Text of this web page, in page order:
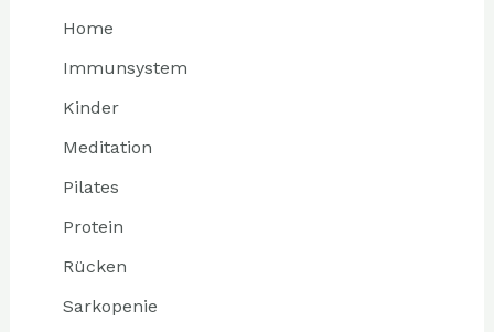
Home
Immunsystem
Kinder
Meditation
Pilates
Protein
Rücken
Sarkopenie